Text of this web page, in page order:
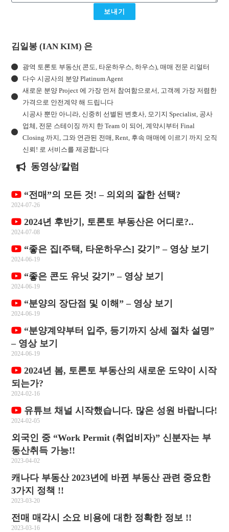
보내기
김일봉 (IAN KIM) 은
광역 토론토 부동산( 콘도, 타운하우스, 하우스), 매매 전문 리얼터
다수 시공사의 분양 Platinum Agent
새로운 분양 Project 에 가장 먼저 참여함으로서, 고객께 가장 저렴한
가격으로 안전계약 해 드립니다
시공사 뿐만 아니라, 신중히 선별된 변호사, 모기지 Specialist, 공사
업체, 전문 스테이징 까지 한 Team 이 되어, 계약시부터 Final
Closing 까지, 그와 연관된 전매, Rent, 후속 매매에 이르기 까지 오직
신뢰! 로 서비스를 제공합니다
동영상/칼럼
“전매”의 모든 것! – 의외의 잘한 선택?
2024-07-26
2024년 후반기, 토론토 부동산은 어디로?..
2024-07-08
“좋은 집[주택, 타운하우스] 갖기” – 영상 보기
2024-06-19
“좋은 콘도 유닛 갖기” – 영상 보기
2024-06-19
“분양의 장단점 및 이해” – 영상 보기
2024-06-19
“분양계약부터 입주, 등기까지 상세 절차 설명”
– 영상 보기
2024-06-19
2024년 봄, 토론토 부동산의 새로운 도약이 시작
되는가?
2024-02-16
유튜브 채널 시작했습니다. 많은 성원 바랍니다!
2024-02-05
외국인 중 “Work Permit (취업비자)” 신분자는 부
동산취득 가능!!
2023-04-02
캐나다 부동산 2023년에 바뀐 부동산 관련 중요한
3가지 정책 !!
2023-03-20
전매 매각시 소요 비용에 대한 정확한 정보 !!
2023-03-16